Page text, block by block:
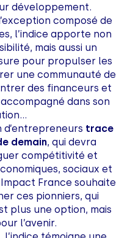
développement.
composé de
l’indice apporte non
mais aussi un
pour propulser les
une communauté de
des financeurs et
dans son
trace
demain, qui devra
compétitivité et
sociaux et
France souhaite
ces pionniers, qui
plus une option, mais
l’avenir.